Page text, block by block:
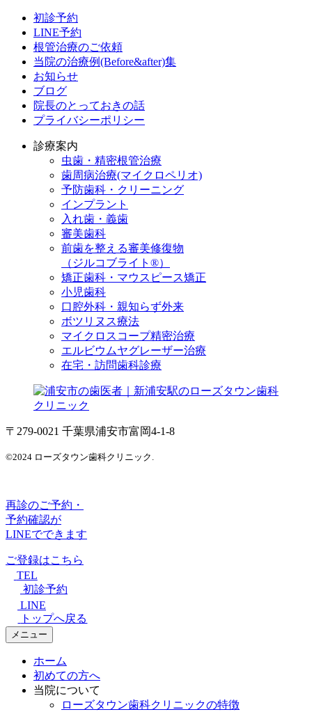
初診予約
LINE予約
根管治療のご依頼
当院の治療例(Before&after)集
お知らせ
ブログ
院長のとっておきの話
プライバシーポリシー
診療案内
虫歯・精密根管治療
歯周病治療(マイクロペリオ)
予防歯科・クリーニング
インプラント
入れ歯・義歯
審美歯科
前歯を整える審美修復物
（ジルコブライト®）
矯正歯科・マウスピース矯正
小児歯科
口腔外科・親知らず外来
ボツリヌス療法
マイクロスコープ精密治療
エルビウムヤグレーザー治療
在宅・訪問歯科診療
〒279-0021 千葉県浦安市富岡4-1-8
©2024 ローズタウン歯科クリニック.
再診のご予約・
予約確認が
LINEでできます
ご登録はこちら
TEL
初診予約
LINE
トップへ戻る
メニュー
ホーム
初めての方へ
当院について
ローズタウン歯科クリニックの特徴